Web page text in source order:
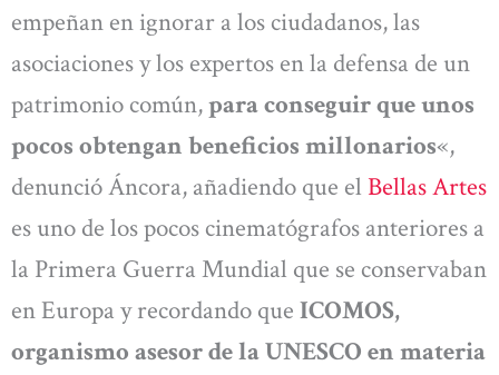
empeñan en ignorar a los ciudadanos, las
asociaciones y los expertos en la defensa de un
patrimonio común,para conseguir que unos
pocos obtengan beneficios millonarios«,
denunció Áncora, añadiendo que el Bellas Artes
es uno de los pocos cinematógrafos anteriores a
la Primera Guerra Mundial que se conservaban
en Europa y recordando que ICOMOS,
organismo asesor de la UNESCO en materia